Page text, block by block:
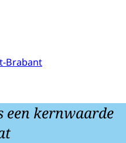
Brabant
een kernwaarde